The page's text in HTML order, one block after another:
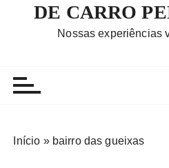
DE CARRO
Nossas experiências
Início » bairro das gueixas